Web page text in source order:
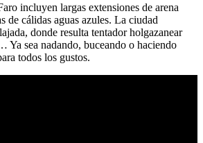
incluyen largas extensiones de arena
de cálidas aguas azules. La ciudad
donde resulta tentador holgazanear
Ya sea nadando, buceando o haciendo
todos los gustos.